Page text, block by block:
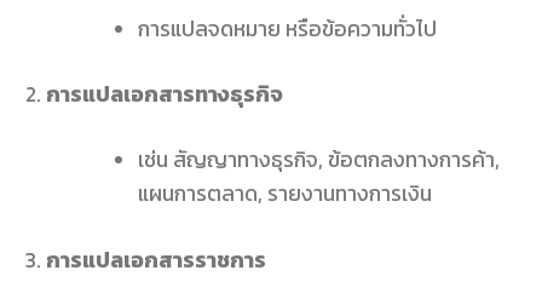
การแปลจดหมาย หรือข้อความทั่วไป
การแปลเอกสารทางธุรกิจ
เช่น สัญญาทางธุรกิจ, ข้อตกลงทางการค้า,
แผนการตลาด, รายงานทางการเงิน
การแปลเอกสารราชการ